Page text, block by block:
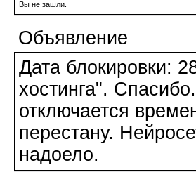
Вы не зашли.
Объявление
Дата блокировки:
хостинга".
отключается
перестану.
надоело.